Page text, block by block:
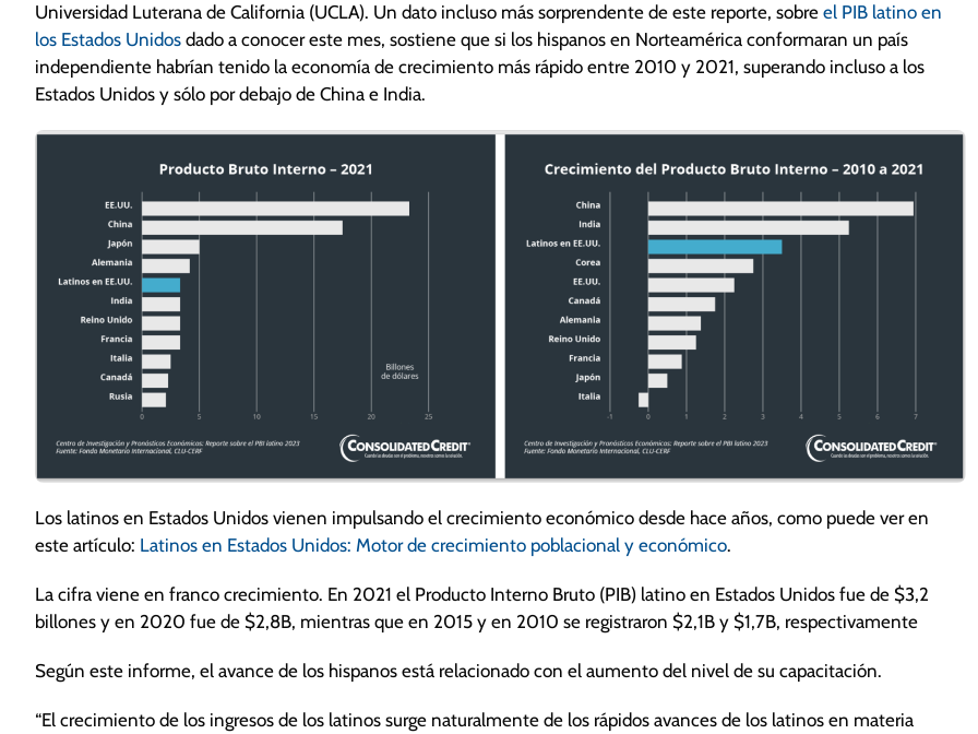
Universidad Luterana de California (UCLA). Un dato incluso más sorprendente de este reporte, sobre el PIB latino en
los Estados Unidos dado a conocer este mes, sostiene que si los hispanos en Norteamérica conformaran un país
independiente habrían tenido la economía de crecimiento más rápido entre 2010 y 2021, superando incluso a los
Estados Unidos y sólo por debajo de China e India.
Los latinos en Estados Unidos vienen impulsando el crecimiento económico desde hace años, como puede ver en
este artículo: Latinos en Estados Unidos: Motor de crecimiento poblacional y económico.
La cifra viene en franco crecimiento. En 2021 el Producto Interno Bruto (PIB) latino en Estados Unidos fue de $3,2
billones y en 2020 fue de $2,8B, mientras que en 2015 y en 2010 se registraron $2,1B y $1,7B, respectivamente
Según este informe, el avance de los hispanos está relacionado con el aumento del nivel de su capacitación.
“El crecimiento de los ingresos de los latinos surge naturalmente de los rápidos avances de los latinos en materia